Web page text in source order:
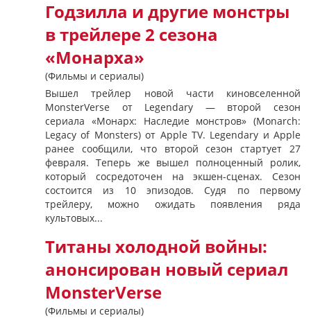
Годзилла и другие монстры
в трейлере 2 сезона
«Монарха»
(Фильмы и сериалы)
Вышел трейлер новой части киновселенной
MonsterVerse от Legendary — второй сезон
сериала «Монарх: Наследие монстров» (Monarch:
Legacy of Monsters) от Apple TV. Legendary и Apple
ранее сообщили, что второй сезон стартует 27
февраля. Теперь же вышел полноценный ролик,
который сосредоточен на экшен-сценах. Сезон
состоится из 10 эпизодов. Судя по первому
трейлеру, можно ожидать появления ряда
культовых...
Титаны холодной войны:
анонсирован новый сериал
MonsterVerse
(Фильмы и сериалы)